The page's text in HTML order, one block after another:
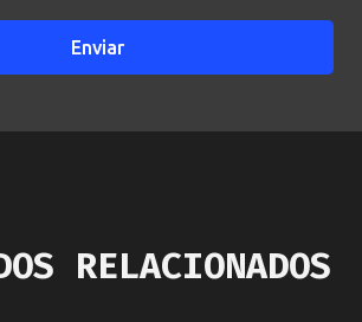
Enviar
RELACIONADOS